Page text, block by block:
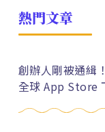
熱門文章
創辦人剛被通緝
全球 App Store